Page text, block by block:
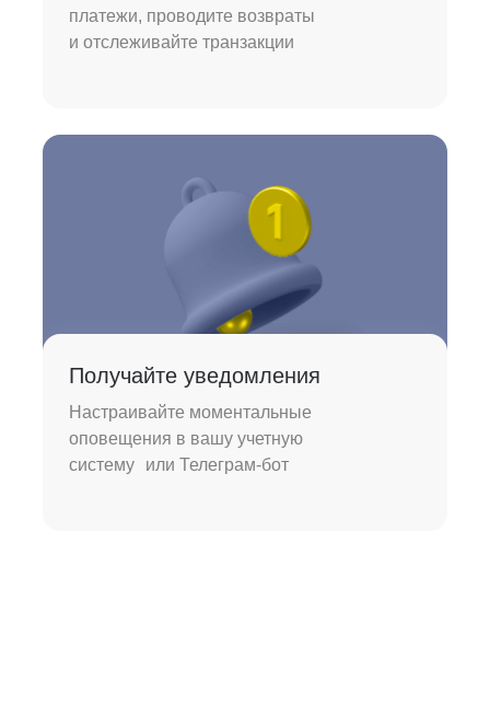
платежи, проводите возвраты
и отслеживайте транзакции
Настраивайте моментальные
оповещения в вашу учетную
систему или Телеграм-бот
Получайте уведомления